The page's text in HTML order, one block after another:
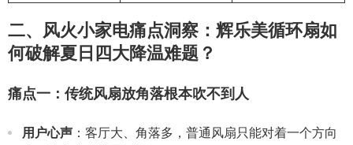
二、风火小家电痛点洞察：辉乐美循环扇如
何破解夏日四大降温难题？
痛点一：传统风扇放角落根本吹不到人
用户心声 ：客厅大、角落多，普通风扇只能对着一个方向